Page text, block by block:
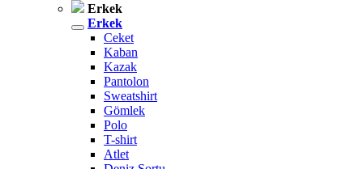
Erkek
Erkek
Ceket
Kaban
Kazak
Pantolon
Sweatshirt
Gömlek
Polo
T-shirt
Atlet